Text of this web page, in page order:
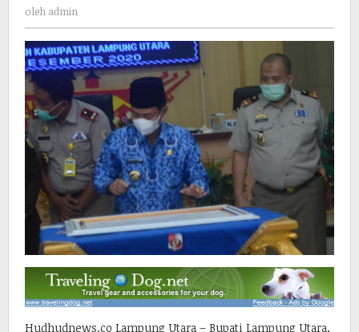
oleh admin
Hudhudnews.co Lampung Utara – Bupati Lampung Utara,